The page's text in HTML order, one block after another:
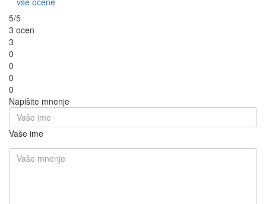
5/5
3 ocen
3
0
0
0
0
Napišite mnenje
Vaše ime